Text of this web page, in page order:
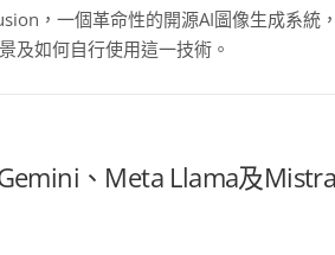
，一個革命性的開源AI圖像生成系統，
及如何自行使用這一技術。
、Meta Llama及